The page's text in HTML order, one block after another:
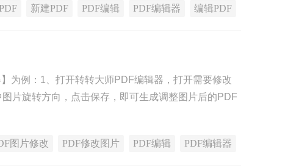
新建PDF PDF编辑 PDF编辑器 编辑PDF
为例：1、打开转转大师PDF编辑器，打开需要修改
片旋转方向，点击保存，即可生成调整图片后的PDF
图片修改 PDF修改图片 PDF编辑 PDF编辑器